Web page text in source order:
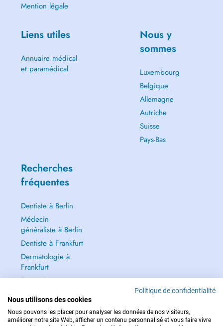
Mention légale
Liens utiles
Annuaire médical
et paramédical
Nous y
sommes
Luxembourg
Belgique
Allemagne
Autriche
Suisse
Pays-Bas
Recherches
fréquentes
Dentiste à Berlin
Médecin
généraliste à Berlin
Dentiste à Frankfurt
Dermatologie à
Frankfurt
Tout voir →
Politique de confidentialité
Nous utilisons des cookies
Nous pouvons les placer pour analyser les données de nos visiteurs,
améliorer notre site Web, afficher un contenu personnalisé et vous faire vivre